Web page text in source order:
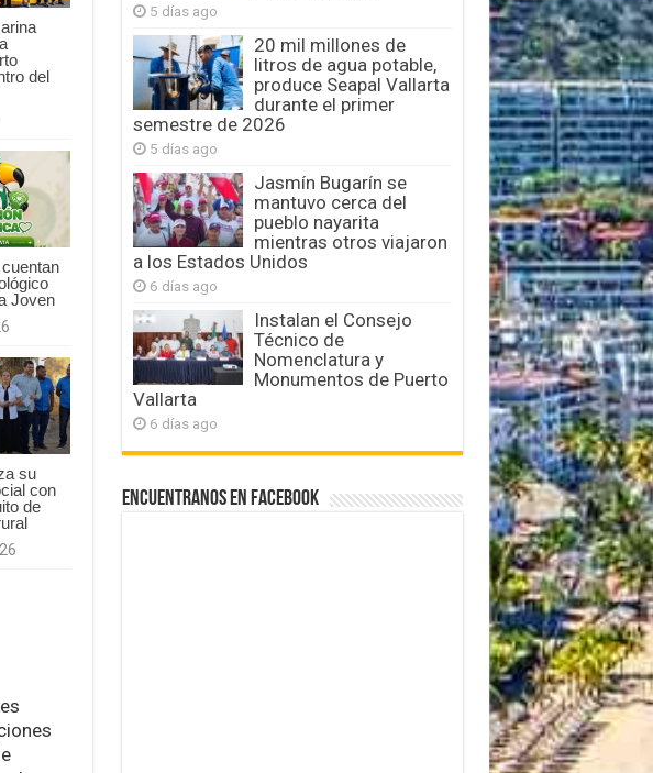
del
Joven
su
con
de
5 días ago
20 mil millones de
litros de agua potable,
produce Seapal Vallarta
durante el primer
semestre de 2026
5 días ago
Jasmín Bugarín se
mantuvo cerca del
pueblo nayarita
mientras otros viajaron
a los Estados Unidos
6 días ago
Instalan el Consejo
Técnico de
Nomenclatura y
Monumentos de Puerto
Vallarta
6 días ago
Encuentranos en Facebook